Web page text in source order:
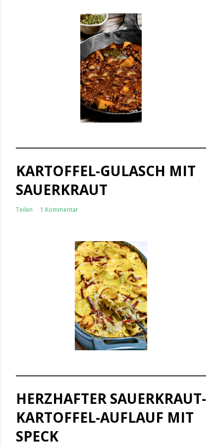
KARTOFFEL-GULASCH MIT
SAUERKRAUT
Teilen 1 Kommentar
HERZHAFTER SAUERKRAUT-
KARTOFFEL-AUFLAUF MIT
SPECK